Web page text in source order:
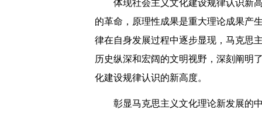
体现社会主义文化建设规律认识新
的革命，原理性成果是重大理论成果产
律在自身发展过程中逐步显现，马克思
历史纵深和宏阔的文明视野，深刻阐明
化建设规律认识的新高度。
彰显马克思主义文化理论新发展的